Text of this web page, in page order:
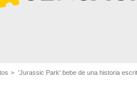
'Jurassic Park' bebe de una historia escrita 17 años